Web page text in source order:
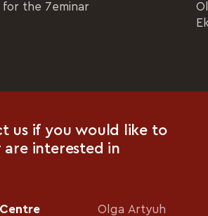
for the 7eminar
us if you would like to
are interested in
Olga Artyuh